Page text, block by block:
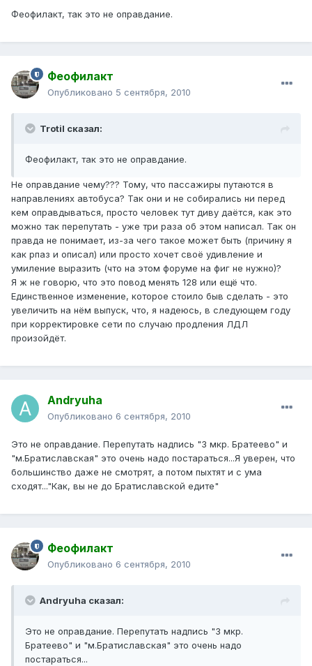
Феофилакт, так это не оправдание.
Феофилакт
Опубликовано 5 сентября, 2010
Trotil сказал:
Феофилакт, так это не оправдание.
Не оправдание чему??? Тому, что пассажиры путаются в
направлениях автобуса? Так они и не собирались ни перед
кем оправдываться, просто человек тут диву даётся, как это
можно так перепутать - уже три раза об этом написал. Так он
правда не понимает, из-за чего такое может быть (причину я
как рпаз и описал) или просто хочет своё удивление и
умиление выразить (что на этом форуме на фиг не нужно)?
Я ж не говорю, что это повод менять 128 или ещё что.
Единственное изменение, которое стоило быв сделать - это
увеличить на нём выпуск, что, я надеюсь, в следующем году
при корректировке сети по случаю продления ЛДЛ
произойдёт.
Andryuha
Опубликовано 6 сентября, 2010
Это не оправдание. Перепутать надпись "3 мкр. Братеево" и
"м.Братиславская" это очень надо постараться...Я уверен, что
большинство даже не смотрят, а потом пыхтят и с ума
сходят..."Как, вы не до Братиславской едите"
Феофилакт
Опубликовано 6 сентября, 2010
Andryuha сказал:
Это не оправдание. Перепутать надпись "3 мкр.
Братеево" и "м.Братиславская" это очень надо
постараться...